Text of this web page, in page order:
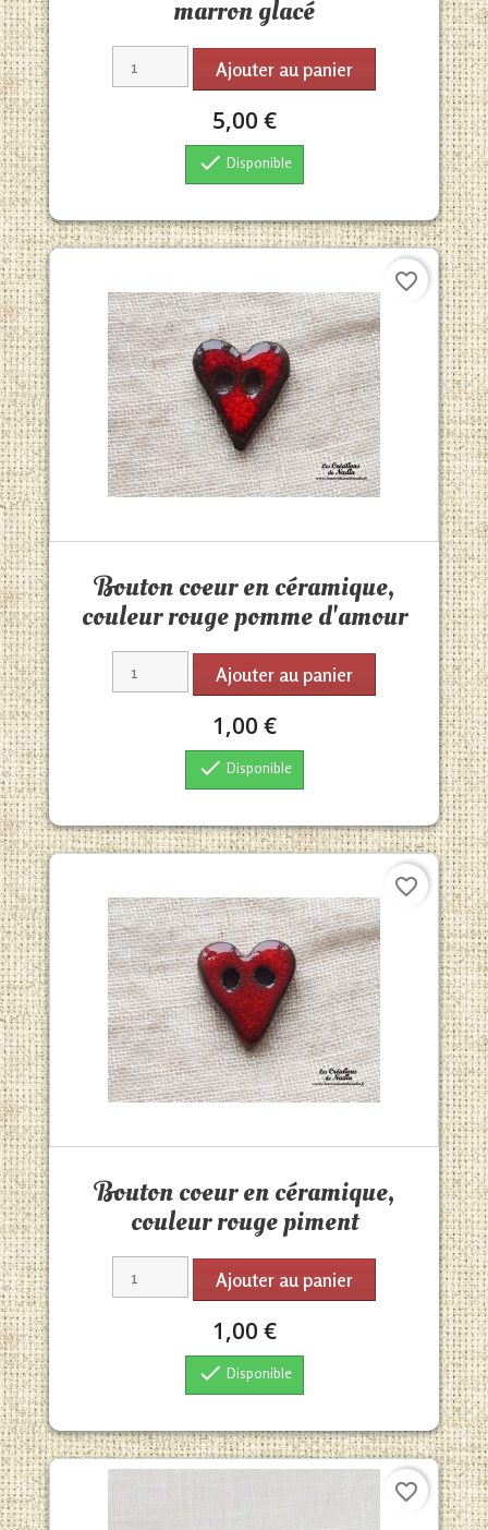
marron glacé
Ajouter au panier
5,00 €
 Disponible
Bouton coeur en céramique,
couleur rouge pomme d'amour
Ajouter au panier
1,00 €
 Disponible
favorite_border
Bouton coeur en céramique,
couleur rouge piment
Ajouter au panier
1,00 €
 Disponible
favorite_border
favorite_border